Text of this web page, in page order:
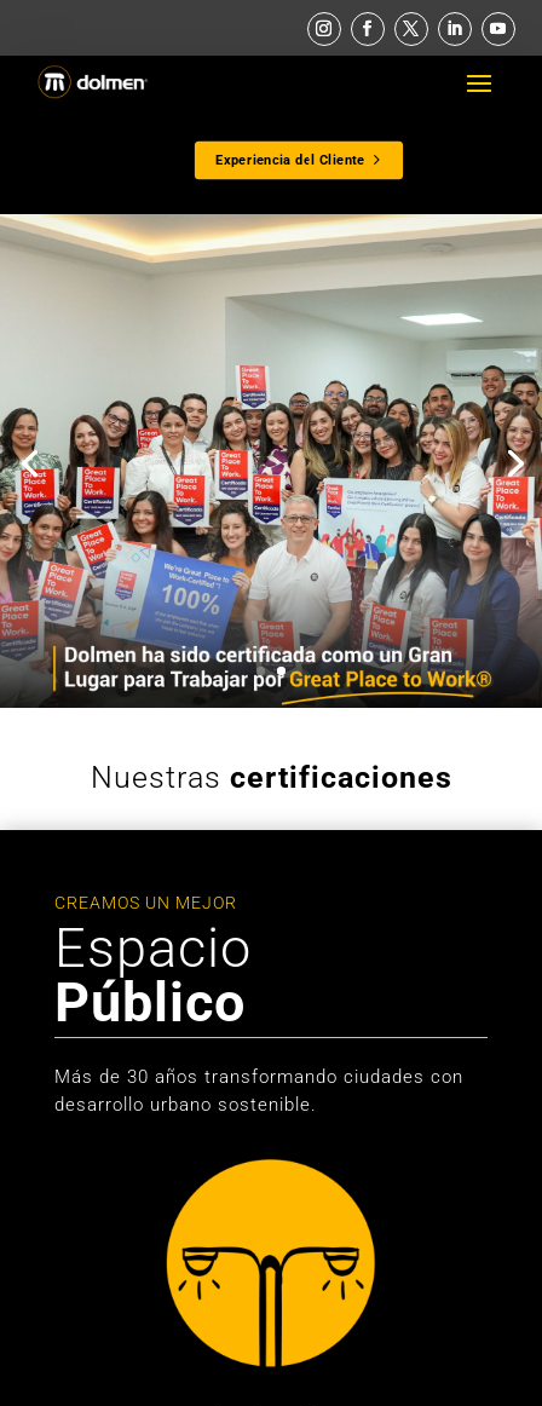
Experiencia del Cliente
Nuestras certificaciones
CREAMOS UN MEJOR
Espacio
Público
Más de 30 años transformando ciudades con
desarrollo urbano sostenible.